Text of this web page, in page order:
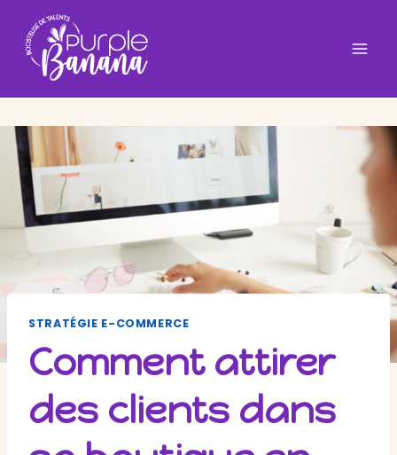
contenu
STRATÉGIE E-COMMERCE
Comment attirer
des clients dans